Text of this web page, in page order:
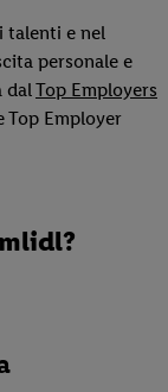
talenti e nel
personale e
dal Top Employers
Employer